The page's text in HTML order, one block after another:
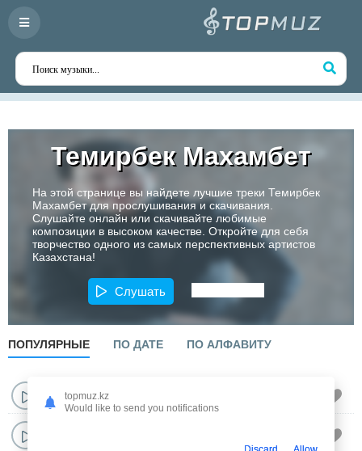
Темирбек Махамбет
На этой странице вы найдете лучшие треки Темирбек
Махамбет для прослушивания и скачивания.
Слушайте онлайн или скачивайте любимые
композиции в высоком качестве. Откройте для себя
творчество одного из самых перспективных артистов
Казахстана!
Слушать
ПОПУЛЯРНЫЕ ПО ДАТЕ ПО АЛФАВИТУ
Темирбек Махамбет
Сенимен мен егиз
topmuz.kz
Would like to send you notifications